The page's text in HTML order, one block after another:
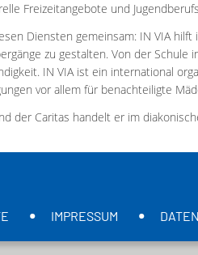
Freizeitangebote und
Diensten gemeinsam: IN VIA
zu gestalten. Von der
IN VIA ist ein international
vor allem für benachteiligte
der Caritas handelt er im
IMPRESSUM